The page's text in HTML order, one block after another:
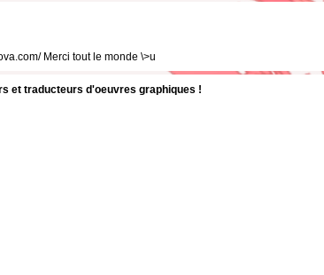
Merci tout le monde \>u
et traducteurs d'oeuvres graphiques !